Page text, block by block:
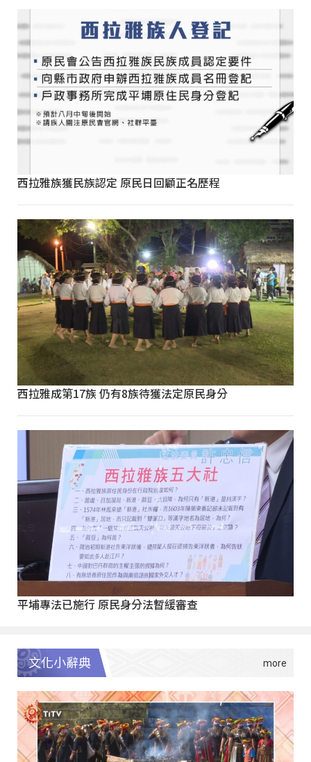
西拉雅族獲民族認定 原民日回顧正名歷程
西拉雅成第17族 仍有8族待獲法定原民身分
平埔專法已施行 原民身分法暫緩審查
文化小辭典